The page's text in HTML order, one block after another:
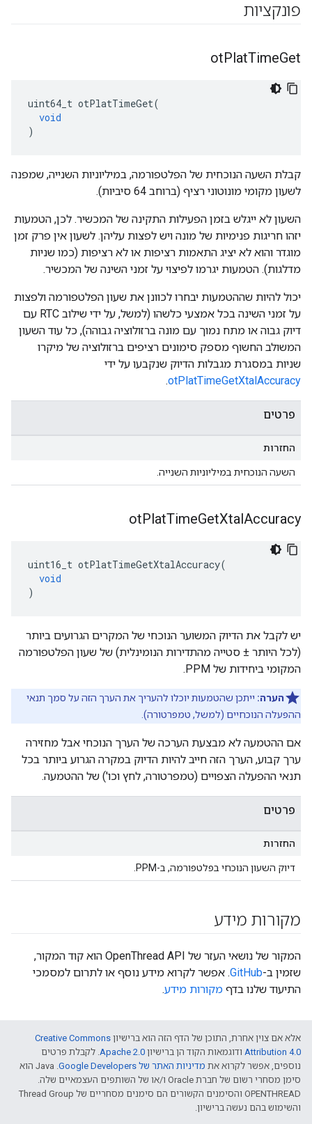
פונקציות
otPlatTimeGet
uint64_t otPlatTimeGet(
void
)
קבלת השעה הנוכחית של הפלטפורמה, במיליוניות השנייה, שמפנה
לשעון מקומי מונוטוני רציף (ברוחב 64 סיביות).
השעון לא ייגלש בזמן הפעילות התקינה של המכשיר. לכן, הטמעות
יזהו חריגות פנימיות של מונה ויש לפצות עליהן. לשעון אין פרק זמן
מוגדר והוא לא יציג התאמות רציפות או לא רציפות (כמו שניות
מדלגות). הטמעות יגרמו לפיצוי על זמני השינה של המכשיר.
יכול להיות שההטמעות יבחרו לכוונן את שעון הפלטפורמה ולפצות
על זמני השינה בכל אמצעי כלשהו (למשל, על ידי שילוב RTC עם
דיוק גבוה או מתח נמוך עם מונה ברזולוציה גבוהה), כל עוד השעון
המשולב החשוף מספק סימונים רציפים ברזולוציה של מיקרו
שניות במסגרת מגבלות הדיוק שנקבעו על ידי
otPlatTimeGetXtalAccuracy
.
פרטים
החזרות
השעה הנוכחית במיליוניות השנייה.
otPlatTimeGetXtalAccuracy
uint16_t otPlatTimeGetXtalAccuracy(
void
)
יש לקבל את הדיוק המשוער הנוכחי של המקרים הגרועים ביותר
(לכל היותר ± סטייה מהתדירות הנומינלית) של שעון הפלטפורמה
המקומי ביחידות של PPM.
הערה: ייתכן שהטמעות יוכלו להעריך את הערך הזה על סמך תנאי
ההפעלה הנוכחיים (למשל, טמפרטורה).
אם ההטמעה לא מבצעת הערכה של הערך הנוכחי אבל מחזירה
ערך קבוע, הערך הזה חייב להיות הדיוק במקרה הגרוע ביותר בכל
תנאי ההפעלה הצפויים (טמפרטורה, לחץ וכו') של ההטמעה.
פרטים
החזרות
דיוק השעון הנוכחי בפלטפורמה, ב-PPM.
מקורות מידע
המקור של נושאי העזר של OpenThread API הוא קוד המקור,
שזמין ב-GitHub. אפשר לקרוא מידע נוסף או לתרום למסמכי
התיעוד שלנו בדף מקורות מידע.
אלא אם צוין אחרת, התוכן של הדף הזה הוא ברישיון Creative Commons
Attribution 4.0‏ ודוגמאות הקוד הן ברישיון Apache 2.0‏. לקבלת פרטים
נוספים, אפשר לקרוא את מדיניות האתר של Google Developers‏
.‏ Java הוא
סימן מסחרי רשום של חברת Oracle ו/או של השותפים העצמאיים שלה.
‫OPENTHREAD והסימנים הקשורים הם סימנים מסחריים של Thread Group
והשימוש בהם נעשה ברישיון.